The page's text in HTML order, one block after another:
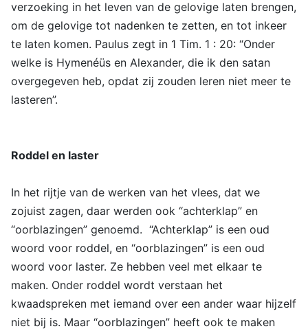
verzoeking in het leven van de gelovige laten brengen,
om de gelovige tot nadenken te zetten, en tot inkeer
te laten komen. Paulus zegt in 1 Tim. 1 : 20: “Onder
welke is Hymenéüs en Alexander, die ik den satan
overgegeven heb, opdat zij zouden leren niet meer te
lasteren”.
Roddel en laster
In het rijtje van de werken van het vlees, dat we
zojuist zagen, daar werden ook “achterklap” en
“oorblazingen” genoemd. “Achterklap” is een oud
woord voor roddel, en “oorblazingen” is een oud
woord voor laster. Ze hebben veel met elkaar te
maken. Onder roddel wordt verstaan het
kwaadspreken met iemand over een ander waar hijzelf
niet bij is. Maar “oorblazingen” heeft ook te maken